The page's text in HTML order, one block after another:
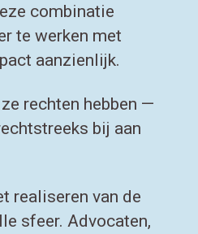
combinatie
te werken met
aanzienlijk.
rechten hebben —
bij aan
realiseren van de
sfeer. Advocaten,